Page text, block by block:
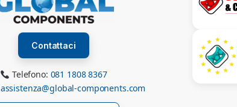
Contattaci
Telefono: 081 1808 8367
assistenza@global-components.com